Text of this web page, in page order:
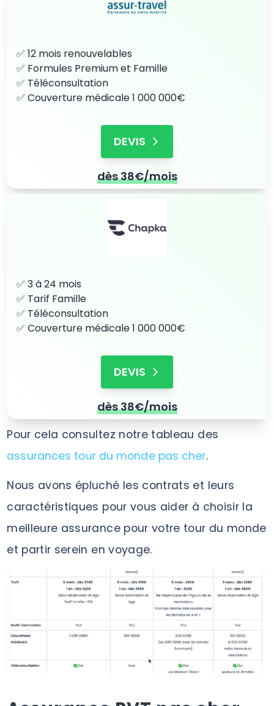
✅ 12 mois renouvelables
✅ Formules Premium et Famille
✅ Téléconsultation
✅ Couverture médicale 1 000 000€
DEVIS
dès 38€/mois
✅ 3 à 24 mois
✅ Tarif Famille
✅ Téléconsultation
✅ Couverture médicale 1 000 000€
DEVIS
dès 38€/mois
Pour cela consultez notre tableau des
assurances tour du monde pas cher.
Nous avons épluché les contrats et leurs
caractéristiques pour vous aider à choisir la
meilleure assurance pour votre tour du monde
et partir serein en voyage.